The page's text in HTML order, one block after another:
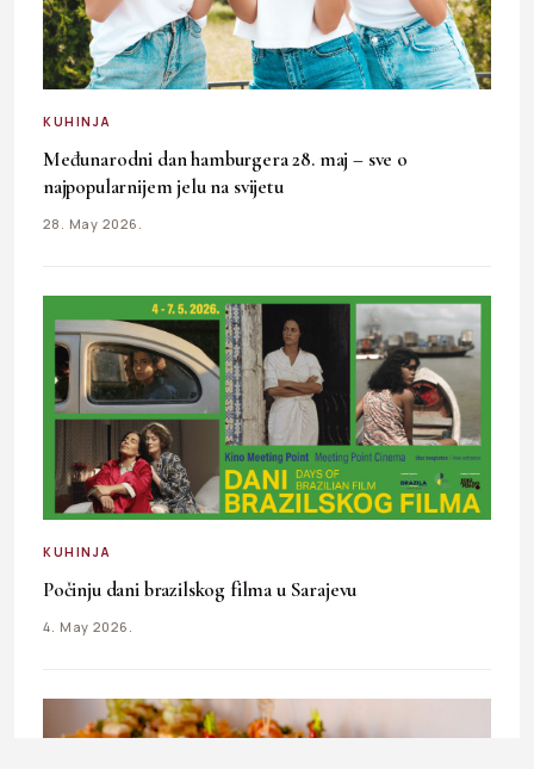
KUHINJA
Međunarodni dan hamburgera 28. maj – sve o
najpopularnijem jelu na svijetu
28. May 2026.
KUHINJA
Počinju dani brazilskog filma u Sarajevu
4. May 2026.